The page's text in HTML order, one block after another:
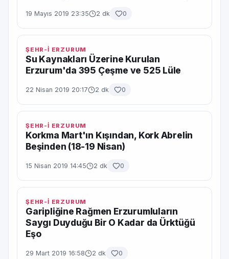
19 Mayıs 2019 23:35 2 dk 0
ŞEHR-İ ERZURUM
Su Kaynakları Üzerine Kurulan
Erzurum'da 395 Çeşme ve 525 Lüle
22 Nisan 2019 20:17 2 dk 0
ŞEHR-İ ERZURUM
Korkma Mart'ın Kışından, Kork Abrelin
Beşinden (18-19 Nisan)
15 Nisan 2019 14:45 2 dk 0
ŞEHR-İ ERZURUM
Garipliğine Rağmen Erzurumluların
Saygı Duyduğu Bir O Kadar da Ürktüğü
Eşo
29 Mart 2019 16:58 2 dk 0